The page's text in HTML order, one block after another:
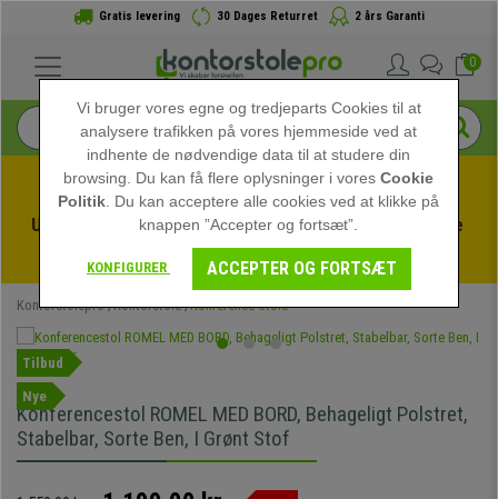
Gratis levering 30 Dages Returret 2 års Garanti
0
Udnyt sommerudsalget hos kontorstolepro! Eksklusive
rabatter i en begrænset periode - Se tilbuddet
Kontorstolepro Kontorstole Konference Stole
Tilbud
Nye
Konferencestol ROMEL MED BORD, Behageligt Polstret,
Stabelbar, Sorte Ben, I Grønt Stof
Vi bruger vores egne og tredjeparts Cookies til at
analysere trafikken på vores hjemmeside ved at
indhente de nødvendige data til at studere din
browsing. Du kan få flere oplysninger i voresCookie
Politik . Du kan acceptere alle cookies ved at klikke på
knappen ”Accepter og fortsæt”.
KONFIGURER ACCEPTER OG FORTSÆT